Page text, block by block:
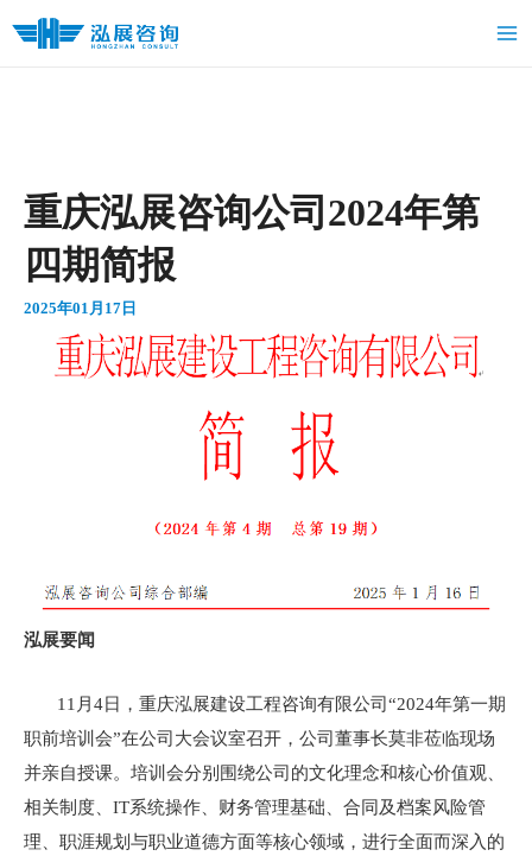
重庆泓展咨询公司2024年第
四期简报
2025年01月17日
泓展要闻
11月4日，重庆泓展建设工程咨询有限公司“2024年第一期
职前培训会”在公司大会议室召开，公司董事长莫非莅临现场
并亲自授课。培训会分别围绕公司的文化理念和核心价值观、
相关制度、IT系统操作、财务管理基础、合同及档案风险管
理、职涯规划与职业道德方面等核心领域，进行全面而深入的